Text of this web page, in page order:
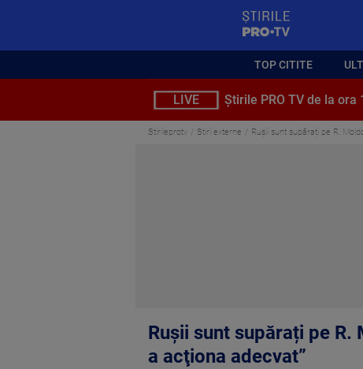
TOP CITITE
LIVE Știrile PRO TV de la ora
Stirileprotv Stiri externe Rușii sunt supărați pe R.
Rușii sunt supărați pe
a acţiona adecvat”